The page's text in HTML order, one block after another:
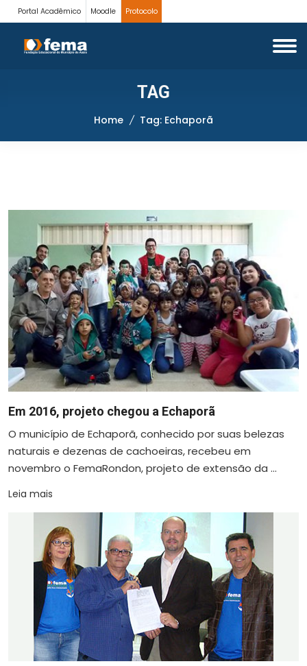
Portal Acadêmico Moodle Protocolo
TAG
Home Tag: Echaporã
Em 2016, projeto chegou a Echaporã
O município de Echaporã, conhecido por suas belezas
naturais e dezenas de cachoeiras, recebeu em
novembro o FemaRondon, projeto de extensão da ...
Leia mais